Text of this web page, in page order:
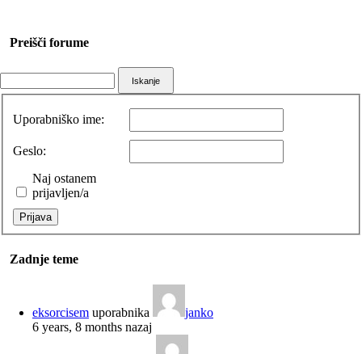
Preišči forume
Uporabniško ime:
Geslo:
Naj ostanem
prijavljen/a
Prijava
Zadnje teme
eksorcisem uporabnika
janko
6 years, 8 months nazaj